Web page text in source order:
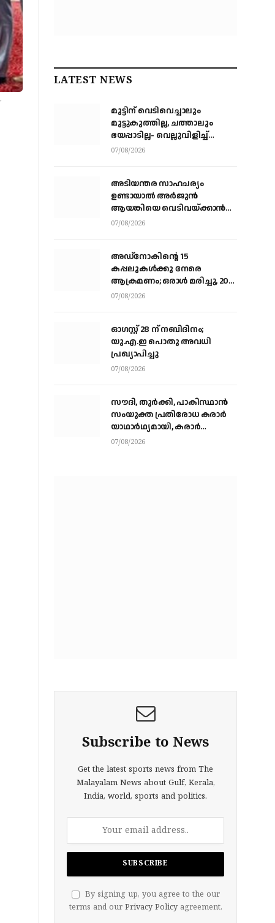
LATEST NEWS
മുട്ടിന് വെടിവെച്ചാലും
മുട്ടുകുത്തില്ല, ചത്താലും
ഭയപ്പാടില്ല- വെല്ലുവിളിച്ച്
വീണ്ടും അർജ്ജുൻ ആയങ്കി
07/08/2026
അടിയന്തര സാഹചര്യം
ഉണ്ടായാല്‍ അര്‍ജുന്‍
ആയങ്കിയെ വെടിവയ്ക്കാന്‍
നിര്‍ദേശം
07/08/2026
അഡ്നോകിന്റെ 15
കപ്പലുകള്‍ക്കു നേരെ
ആക്രമണം; ഒരാള്‍ മരിച്ചു, 20
പേര്‍ക്ക് പരിക്ക്
07/08/2026
ഓഗസ്റ്റ് 28 ന് നബിദിനം;
യു.എ.ഇ പൊതു അവധി
പ്രഖ്യാപിച്ചു
07/08/2026
സൗദി, തുര്‍ക്കി, പാകിസ്ഥാന്‍
സംയുക്ത പ്രതിരോധ കരാര്‍
യാഥാര്‍ഥ്യമായി, കരാര്‍
ഒപ്പുവെച്ചത് വിശുദ്ധ ഹറമിന്റെ
07/08/2026
Subscribe to News
Get the latest sports news from The
Malayalam News about Gulf, Kerala,
India, world, sports and politics.
By signing up, you agree to the our
terms and our Privacy Policyagreement.